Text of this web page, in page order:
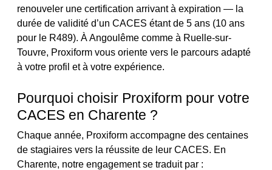
renouveler une certification arrivant à expiration — la
durée de validité d’un CACES étant de 5 ans (10 ans
pour le R489). À Angoulême comme à Ruelle-sur-
Touvre, Proxiform vous oriente vers le parcours adapté
à votre profil et à votre expérience.
Pourquoi choisir Proxiform pour votre
CACES en Charente ?
Chaque année, Proxiform accompagne des centaines
de stagiaires vers la réussite de leur CACES. En
Charente, notre engagement se traduit par :